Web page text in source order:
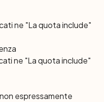
ne "La quota include"
ne "La quota include"
espressamente